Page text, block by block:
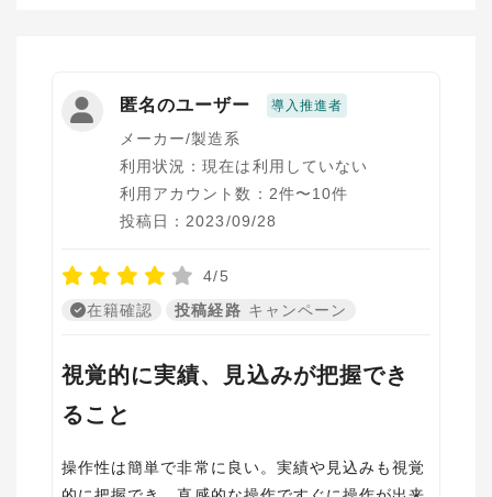
匿名のユーザー 導入推進者
メーカー/製造系
利用状況：現在は利用していない
利用アカウント数：2件〜10件
投稿日：2023/09/28
4/5
在籍確認
投稿経路 キャンペーン
視覚的に実績、見込みが把握でき
ること
操作性は簡単で非常に良い。実績や見込みも視覚